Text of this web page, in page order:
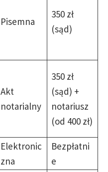
Pisemna
350 zł
(sąd)
Akt
notarialny
350 zł
(sąd) +
notariusz
(od 400 zł)
Elektronic
zna
Bezpłatni
e